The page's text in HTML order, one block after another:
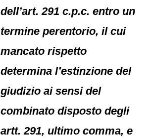
dell’art. 291 c.p.c. entro un
termine perentorio, il cui
mancato rispetto
determina l’estinzione del
giudizio ai sensi del
combinato disposto degli
artt. 291, ultimo comma, e